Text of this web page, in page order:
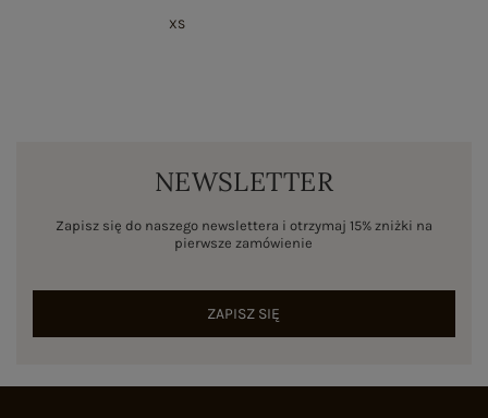
XS
NEWSLETTER
Zapisz się do naszego newslettera i otrzymaj 15% zniżki na
pierwsze zamówienie
ZAPISZ SIĘ